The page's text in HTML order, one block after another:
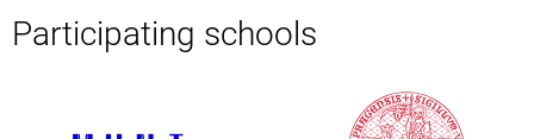
Participating schools